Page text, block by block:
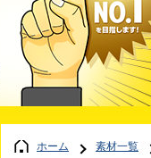
ホーム 素材一覧